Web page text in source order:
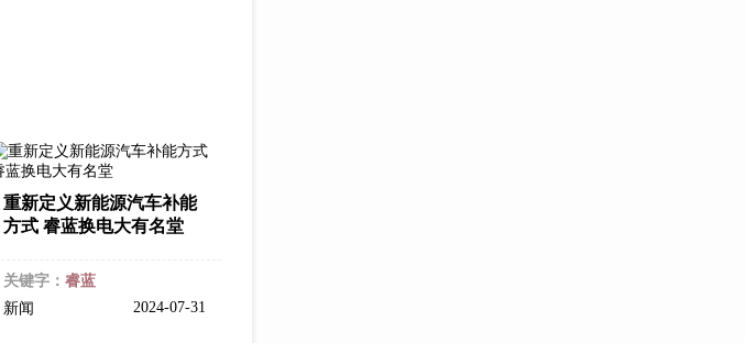
重新定义新能源汽车补能
方式 睿蓝换电大有名堂
关键字： 睿蓝
新闻
2024-07-31